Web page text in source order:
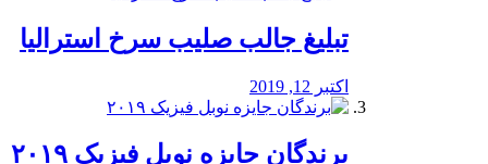
تبلیغ جالب صلیب سرخ استرالیا
اکتبر 12, 2019
برندگان جایزه نوبل فیزیک ۲۰۱۹